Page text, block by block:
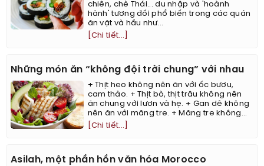
chiên, chè Thái... du nhập và 'hoành
hành' tương đối phổ biến trong các quán
ăn vặt và hầu như...
[Chi tiết...]
Những món ăn “không đội trời chung” với nhau
+ Thịt heo không nên ăn với ốc bươu,
cam thảo. + Thịt bò, thịt trâu không nên
ăn chung với lươn và hẹ. + Gan dê không
nên ăn với măng tre. + Măng tre không...
[Chi tiết...]
Asilah, một phần hồn văn hóa Morocco